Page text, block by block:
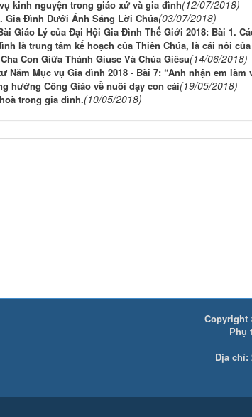
kinh nguyện trong giáo xứ và gia đình(12/07/2018)
Gia Đình Dưới Ánh Sáng Lời Chúa(03/07/2018)
Giáo Lý của Đại Hội Gia Đình Thế Giới 2018: Bài 1.
là trung tâm kế hoạch của Thiên Chúa, là cái nôi
Con Giữa Thánh Giuse Và Chúa Giêsu(14/06/2018)
Năm Mục vụ Gia đình 2018 - Bài 7: “Anh nhận em
hướng Công Giáo về nuôi dạy con cái(19/05/2018)
trong gia đình.(10/05/2018)
Copyright
Phụ
Địa chỉ: